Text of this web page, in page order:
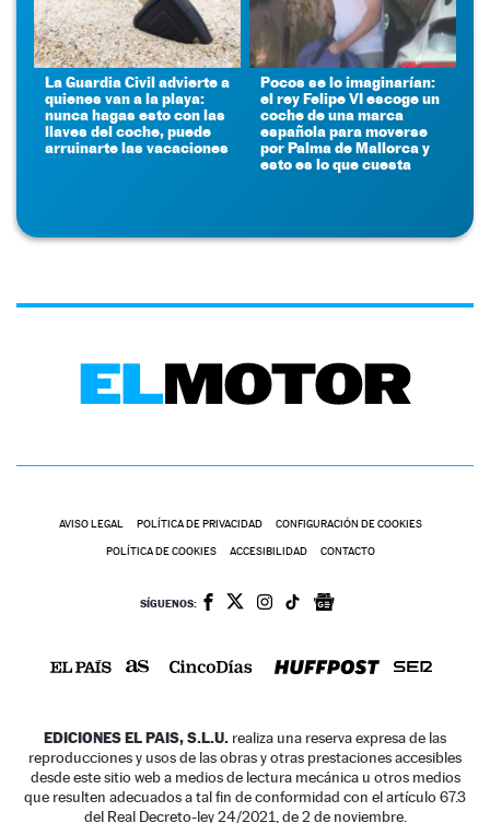
La Guardia Civil advierte a
quienes van a la playa:
nunca hagas esto con las
llaves del coche, puede
arruinarte las vacaciones
Pocos se lo imaginarían:
el rey Felipe VI escoge un
coche de una marca
española para moverse
por Palma de Mallorca y
esto es lo que cuesta
AVISO LEGAL POLÍTICA DE PRIVACIDAD CONFIGURACIÓN DE COOKIES
POLÍTICA DE COOKIES ACCESIBILIDAD CONTACTO
SÍGUENOS:
EDICIONES EL PAIS, S.L.U. realiza una reserva expresa de las
reproducciones y usos de las obras y otras prestaciones accesibles
desde este sitio web a medios de lectura mecánica u otros medios
que resulten adecuados a tal fin de conformidad con el artículo 67.3
del Real Decreto-ley 24/2021, de 2 de noviembre.